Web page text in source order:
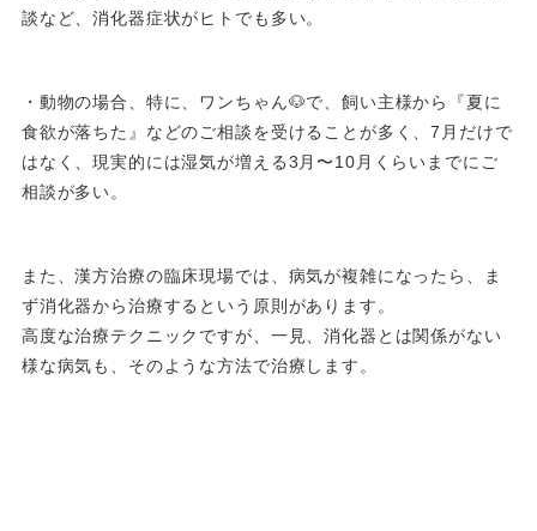
談など、消化器症状がヒトでも多い。
・動物の場合、特に、ワンちゃん🐶で、飼い主様から『夏に
食欲が落ちた』などのご相談を受けることが多く、7月だけで
はなく、現実的には湿気が増える3月〜10月くらいまでにご
相談が多い。
また、漢方治療の臨床現場では、病気が複雑になったら、ま
ず消化器から治療するという原則があります。
高度な治療テクニックですが、一見、消化器とは関係がない
様な病気も、そのような方法で治療します。